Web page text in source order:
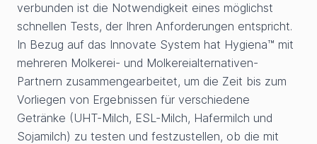
verbunden ist die Notwendigkeit eines möglichst
schnellen Tests, der Ihren Anforderungen entspricht.
In Bezug auf das Innovate System hat Hygiena™ mit
mehreren Molkerei- und Molkereialternativen-
Partnern zusammengearbeitet, um die Zeit bis zum
Vorliegen von Ergebnissen für verschiedene
Getränke (UHT-Milch, ESL-Milch, Hafermilch und
Sojamilch) zu testen und festzustellen, ob die mit